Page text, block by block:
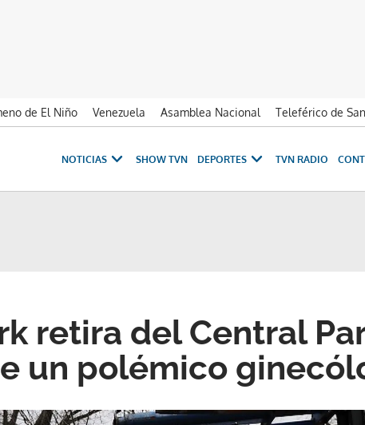
de El Niño Venezuela Asamblea Nacional
Teleférico de
NOTICIAS SHOW TVN DEPORTES TVN RADIO
retira del Central
un polémico